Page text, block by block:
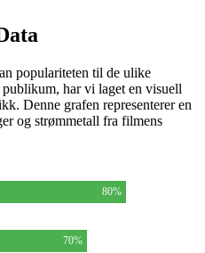
populariteten til de ulike
har vi laget en visuell
Denne grafen representerer en
og strømmetall fra filmens
80%
70%